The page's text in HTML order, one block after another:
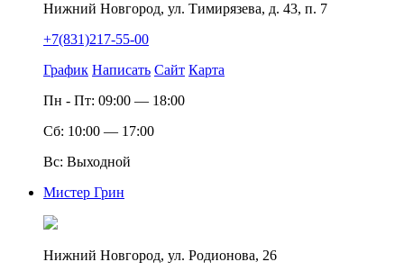
Нижний Новгород, ул. Тимирязева, д. 43, п. 7
+7(831)217-55-00
График Написать Сайт Карта
Пн - Пт: 09:00 — 18:00
Сб: 10:00 — 17:00
Вс: Выходной
Мистер Грин
Нижний Новгород, ул. Родионова, 26